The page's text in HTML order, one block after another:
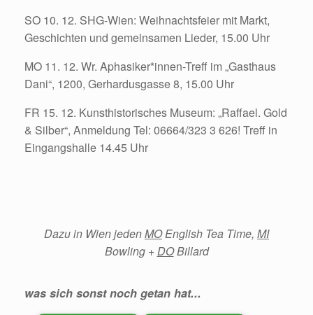
SO 10. 12. SHG-Wien: Weihnachtsfeier mit Markt,
Geschichten und gemeinsamen Lieder, 15.00 Uhr
MO 11. 12. Wr. Aphasiker*innen-Treff im „Gasthaus
Dani“, 1200, Gerhardusgasse 8, 15.00 Uhr
FR 15. 12. Kunsthistorisches Museum: „Raffael. Gold
& Silber“, Anmeldung Tel: 06664/323 3 626! Treff in
Eingangshalle 14.45 Uhr
Dazu in Wien jedenMOEnglish Tea Time, MI
Bowling +DOBillard
was sich sonst noch getan hat...